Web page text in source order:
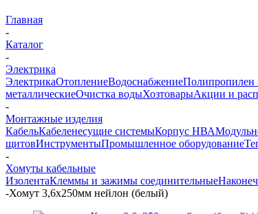
Главная
-
Каталог
-
Электрика
ЭлектрикаОтоплениеВодоснабжениеПолипропилен
металлическиеОчистка водыХозтоварыАкции и
-
Монтажные изделия
КабельКабеленесущие системыКорпус НВА
щитовИнструментыПромышленное оборудование
-
Хомуты кабельные
ИзолентаКлеммы и зажимы соединительные
-Хомут 3,6х250мм нейлон (белый)